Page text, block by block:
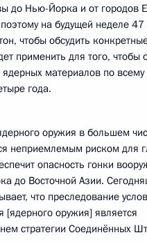
до Нью-Йорка и от городов
на будущей неделе 47
чтобы обсудить
применить для того, чтобы
ядерных материалов по
года.
оружия в большем
неприемлемым риском для
опасность гонки
до Восточной Азии.
что преследование
[ядерного оружия] является
стратегии Соединённых